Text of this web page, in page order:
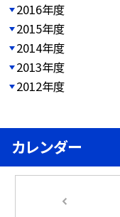
2016年度
2015年度
2014年度
2013年度
2012年度
カレンダー